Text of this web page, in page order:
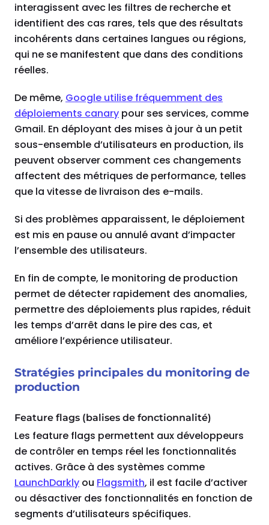
interagissent avec les filtres de recherche et
identifient des cas rares, tels que des résultats
incohérents dans certaines langues ou régions,
qui ne se manifestent que dans des conditions
réelles.
De même, Google utilise fréquemment des
déploiements canary pour ses services, comme
Gmail. En déployant des mises à jour à un petit
sous-ensemble d’utilisateurs en production, ils
peuvent observer comment ces changements
affectent des métriques de performance, telles
que la vitesse de livraison des e-mails.
Si des problèmes apparaissent, le déploiement
est mis en pause ou annulé avant d’impacter
l’ensemble des utilisateurs.
En fin de compte, le monitoring de production
permet de détecter rapidement des anomalies,
permettre des déploiements plus rapides, réduit
les temps d’arrêt dans le pire des cas, et
améliore l’expérience utilisateur.
Stratégies principales du monitoring de
production
Feature flags (balises de fonctionnalité)
Les feature flags permettent aux développeurs
de contrôler en temps réel les fonctionnalités
actives. Grâce à des systèmes comme
LaunchDarkly ou Flagsmith, il est facile d’activer
ou désactiver des fonctionnalités en fonction de
segments d’utilisateurs spécifiques.